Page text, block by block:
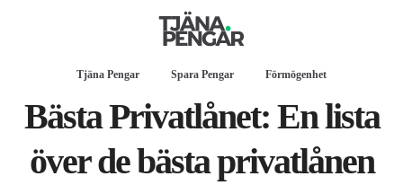
Tjäna Pengar Spara Pengar Förmögenhet
Bästa Privatlånet: En lista
över de bästa privatlånen